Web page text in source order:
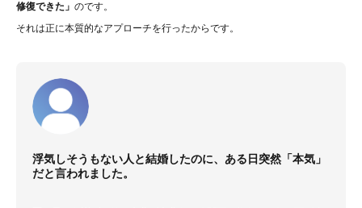
修復できた」 のです。
それは正に本質的なアプローチを行ったからです。
浮気しそうもない人と結婚したのに、ある日突然「本気」
だと言われました。